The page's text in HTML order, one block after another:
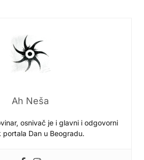
Ah Neša
osnivač je i glavni i odgovorni
portala Dan u Beogradu.